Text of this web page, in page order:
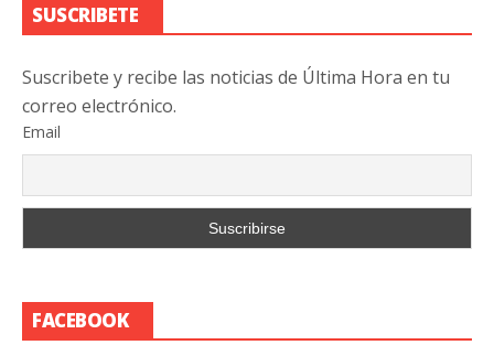
SUSCRIBETE
Suscribete y recibe las noticias de Última Hora en tu
correo electrónico.
Email
FACEBOOK